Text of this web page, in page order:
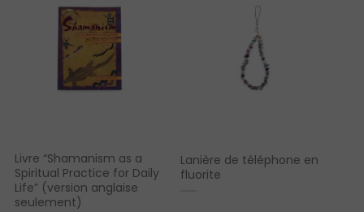
Livre “Shamanism as a
Spiritual Practice for Daily
Life” (version anglaise
seulement)
Lanière de téléphone en
fluorite